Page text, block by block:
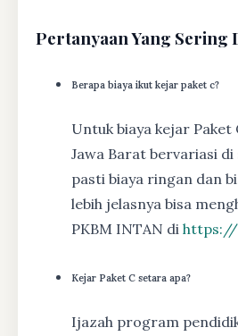
Pertanyaan Yang Sering
Berapa biaya ikut kejar paket c?
Untuk biaya kejar Paket
Jawa Barat bervariasi di
pasti biaya ringan dan
lebih jelasnya bisa
PKBM INTAN di
Kejar Paket C setara apa?
Ijazah program